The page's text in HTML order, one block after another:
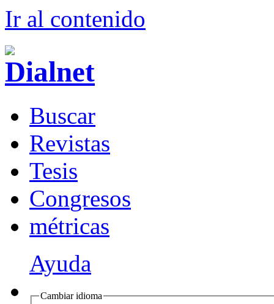
Ir al contenido
Buscar
Revistas
Tesis
Congresos
métricas
Ayuda
Cambiar idioma